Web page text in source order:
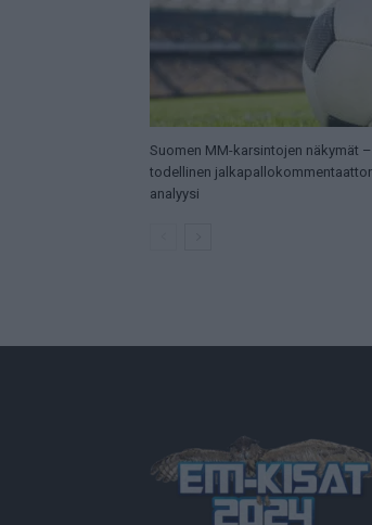
Suomen MM-karsintojen näkymät –
todellinen
analyysi